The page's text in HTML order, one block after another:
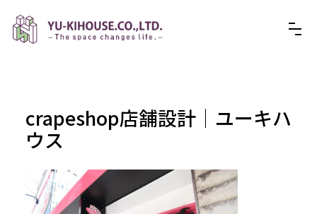
crapeshop店舗設計│ユーキハ
ウス